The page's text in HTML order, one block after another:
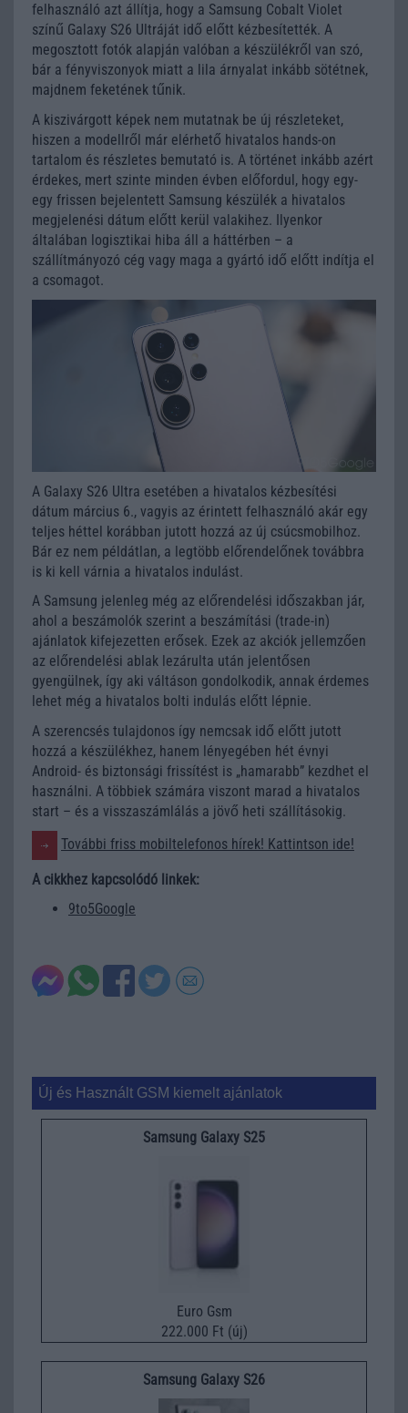
felhasználó azt állítja, hogy a Samsung Cobalt Violet
színű Galaxy S26 Ultráját idő előtt kézbesítették. A
megosztott fotók alapján valóban a készülékről van szó,
bár a fényviszonyok miatt a lila árnyalat inkább sötétnek,
majdnem feketének tűnik.
A kiszivárgott képek nem mutatnak be új részleteket,
hiszen a modellről már elérhető hivatalos hands-on
tartalom és részletes bemutató is. A történet inkább azért
érdekes, mert szinte minden évben előfordul, hogy egy-
egy frissen bejelentett Samsung készülék a hivatalos
megjelenési dátum előtt kerül valakihez. Ilyenkor
általában logisztikai hiba áll a háttérben – a
szállítmányozó cég vagy maga a gyártó idő előtt indítja el
a csomagot.
A Galaxy S26 Ultra esetében a hivatalos kézbesítési
dátum március 6., vagyis az érintett felhasználó akár egy
teljes héttel korábban jutott hozzá az új csúcsmobilhoz.
Bár ez nem példátlan, a legtöbb előrendelőnek továbbra
is ki kell várnia a hivatalos indulást.
A Samsung jelenleg még az előrendelési időszakban jár,
ahol a beszámolók szerint a beszámítási (trade-in)
ajánlatok kifejezetten erősek. Ezek az akciók jellemzően
az előrendelési ablak lezárulta után jelentősen
gyengülnek, így aki váltáson gondolkodik, annak érdemes
lehet még a hivatalos bolti indulás előtt lépnie.
A szerencsés tulajdonos így nemcsak idő előtt jutott
hozzá a készülékhez, hanem lényegében hét évnyi
Android- és biztonsági frissítést is „hamarabb” kezdhet el
használni. A többiek számára viszont marad a hivatalos
start – és a visszaszámlálás a jövő heti szállításokig.
További friss mobiltelefonos hírek! Kattintson ide!
A cikkhez kapcsolódó linkek:
9to5Google
Új és Használt GSM kiemelt ajánlatok
Samsung Galaxy S25
Euro Gsm
222.000 Ft (új)
Samsung Galaxy S26